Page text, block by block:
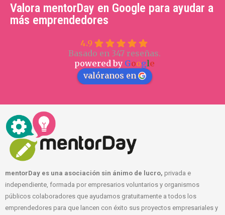
Valora mentorDay en Google para ayudar a
más emprendedores
4.9
Basado en 347 reseñas.
powered by Google
valóranos en
mentorDay es una asociación sin ánimo de lucro, privada e
independiente, formada por empresarios voluntarios y organismos
públicos colaboradores que ayudamos gratuitamente a todos los
emprendedores para que lancen con éxito sus proyectos empresariales y